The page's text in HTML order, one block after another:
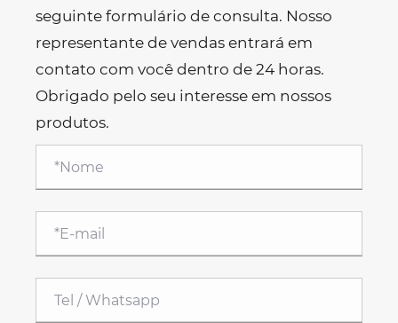
seguinte formulário de consulta. Nosso
representante de vendas entrará em
contato com você dentro de 24 horas.
Obrigado pelo seu interesse em nossos
produtos.